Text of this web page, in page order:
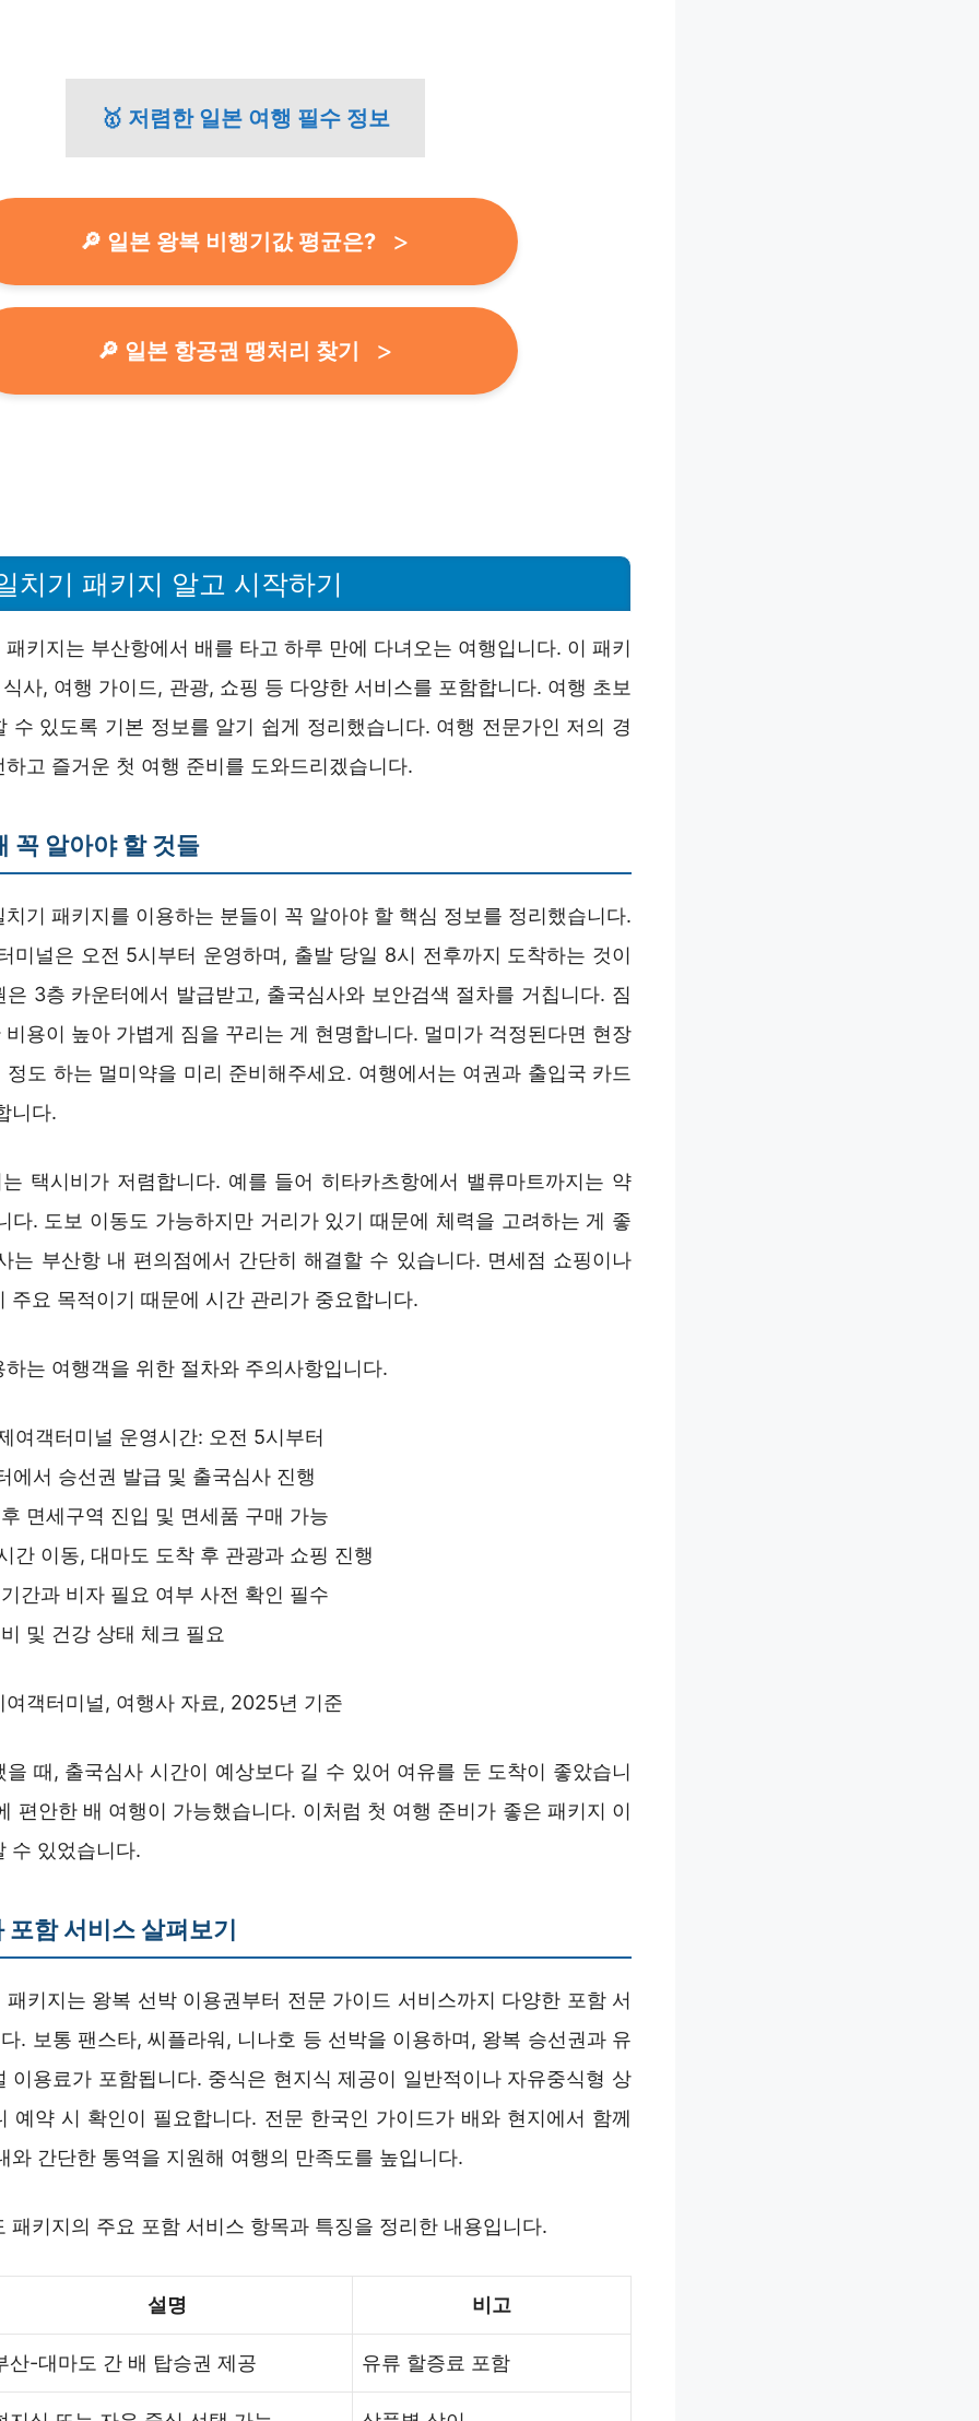
🥇 저렴한 일본 여행 필수 정보
🔎 일본 왕복 비행기값 평균은?
🔎 일본 항공권 땡처리 찾기
치기 패키지 알고 시작하기
키지는 부산항에서 배를 타고 하루 만에 다녀오는 여행입니다. 이 패키
사, 여행 가이드, 관광, 쇼핑 등 다양한 서비스를 포함합니다. 여행 초보
수 있도록 기본 정보를 알기 쉽게 정리했습니다. 여행 전문가인 저의 경
고 즐거운 첫 여행 준비를 도와드리겠습니다.
꼭 알아야 할 것들
기 패키지를 이용하는 분들이 꼭 알아야 할 핵심 정보를 정리했습니다.
미널은 오전 5시부터 운영하며, 출발 당일 8시 전후까지 도착하는 것이
은 3층 카운터에서 발급받고, 출국심사와 보안검색 절차를 거칩니다. 짐
용이 높아 가볍게 짐을 꾸리는 게 현명합니다. 멀미가 걱정된다면 현장
도 하는 멀미약을 미리 준비해주세요. 여행에서는 여권과 출입국 카드
니다.
택시비가 저렴합니다. 예를 들어 히타카츠항에서 밸류마트까지는 약
다. 도보 이동도 가능하지만 거리가 있기 때문에 체력을 고려하는 게 좋
는 부산항 내 편의점에서 간단히 해결할 수 있습니다. 면세점 쇼핑이나
주요 목적이기 때문에 시간 관리가 중요합니다.
는 여행객을 위한 절차와 주의사항입니다.
여객터미널 운영시간: 오전 5시부터
에서 승선권 발급 및 출국심사 진행
면세구역 진입 및 면세품 구매 가능
간 이동, 대마도 도착 후 관광과 쇼핑 진행
간과 비자 필요 여부 사전 확인 필수
및 건강 상태 체크 필요
여객터미널, 여행사 자료, 2025년 기준
을 때, 출국심사 시간이 예상보다 길 수 있어 여유를 둔 도착이 좋았습니
편안한 배 여행이 가능했습니다. 이처럼 첫 여행 준비가 좋은 패키지 이
수 있었습니다.
함 서비스 살펴보기
키지는 왕복 선박 이용권부터 전문 가이드 서비스까지 다양한 포함 서
. 보통 팬스타, 씨플라워, 니나호 등 선박을 이용하며, 왕복 승선권과 유
이용료가 포함됩니다. 중식은 현지식 제공이 일반적이나 자유중식형 상
예약 시 확인이 필요합니다. 전문 한국인 가이드가 배와 현지에서 함께
와 간단한 통역을 지원해 여행의 만족도를 높입니다.
패키지의 주요 포함 서비스 항목과 특징을 정리한 내용입니다.
설명 비고
산-대마도 간 배 탑승권 제공 유류 할증료 포함